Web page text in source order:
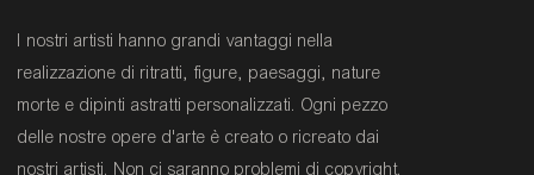
I nostri artisti hanno grandi vantaggi nella
realizzazione di ritratti, figure, paesaggi, nature
morte e dipinti astratti personalizzati. Ogni pezzo
delle nostre opere d'arte è creato o ricreato dai
nostri artisti. Non ci saranno problemi di copyright.